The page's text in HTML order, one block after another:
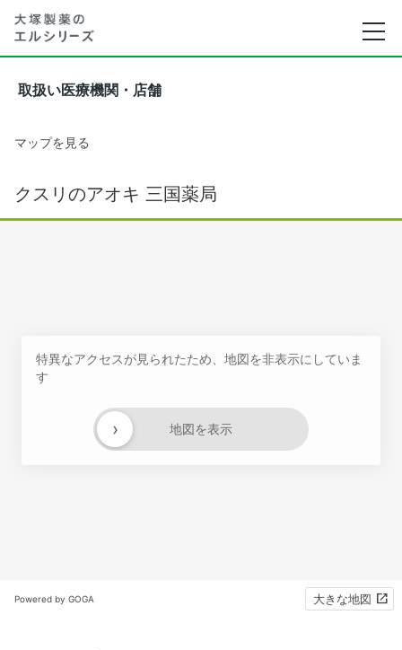
取扱い医療機関・店舗
マップを見る
クスリのアオキ 三国薬局
特異なアクセスが見られたため、地図を非表示にしていま
す
地図を表示
›
Powered by GOGA 大きな地図